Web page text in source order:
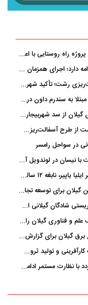
شروع عملیات آسفالت ۵ پروژه راه ‌روستایی با اعتبار ۳۷۰ میلیاردی در گیلان
شب‌های عمرانی رشت ادامه دارد؛ اجرای همزمان آسفالت‌ریزی در پنج منطقه شهری
نظارت بامدادی بر آسفالت‌ریزی رشت؛ تأکید شهردار و بازرس کل بر کیفیت اجرای پروژه‌ها
«امیر حیدری» بلاگر قمی مبتلا به سندرم داون درگذشت
بازدید معاون آب منطقه‌ای گیلان از سد شهربیجار برای تداوم تأمین آب شرب استان
بازدید بامدادی شهردار رشت از طرح آسفالت‌ریزی گسترده در مناطق پنج‌گانه
تصادف مرگبار موتورسیکلت با نیسان در لوندویل آستارا/ انتقال مصدوم با اورژانس هوایی به رشت
پایان تلخ جست‌وجو؛ پیکر ایلیا یاپیر، نابغه ۱۲ ساله لاهیجانی پیدا شد
ظرفیت ۵۰۰ هزار مرزنشین گیلان برای توسعه تجارت فعال می‌شود
یکی از شهدای حادثه تروریستی شادگان گیلانی است/ شهادت «سینا سیاه‌ نژاد» در درگیری با اشرار مسلح
آکادمی منتورشیپ در پارک علم و فناوری گیلان راه‌اندازی شد
پاداش ۳۰۰ میلیونی توزیع برق گیلان برای گزارش ماینرهای غیرمجاز
مهارت‌آموزی موتور محرک کارآفرینی و تولید ثروت است
شوقی: بهسازی معابر پرتردد با نظارت مستمر ادامه دارد